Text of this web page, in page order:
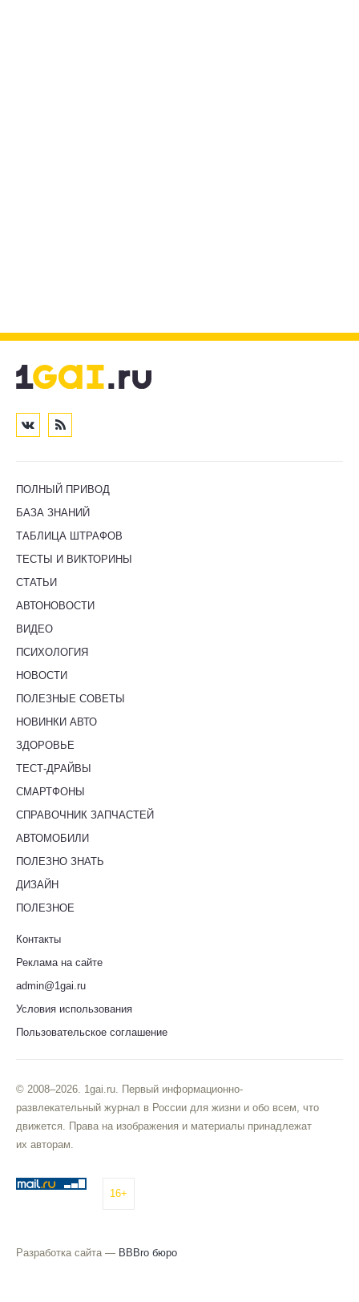
ПОЛНЫЙ ПРИВОД
БАЗА ЗНАНИЙ
ТАБЛИЦА ШТРАФОВ
ТЕСТЫ И ВИКТОРИНЫ
СТАТЬИ
АВТОНОВОСТИ
ВИДЕО
ПСИХОЛОГИЯ
НОВОСТИ
ПОЛЕЗНЫЕ СОВЕТЫ
НОВИНКИ АВТО
ЗДОРОВЬЕ
ТЕСТ-ДРАЙВЫ
СМАРТФОНЫ
СПРАВОЧНИК ЗАПЧАСТЕЙ
АВТОМОБИЛИ
ПОЛЕЗНО ЗНАТЬ
ДИЗАЙН
ПОЛЕЗНОЕ
Контакты
Реклама на сайте
admin@1gai.ru
Условия использования
Пользовательское соглашение
© 2008–2026. 1gai.ru. Первый информационно-
развлекательный журнал в России для жизни и обо всем, что
движется. Права на изображения и материалы принадлежат
их авторам.
16+
Разработка сайта — BBBro бюро